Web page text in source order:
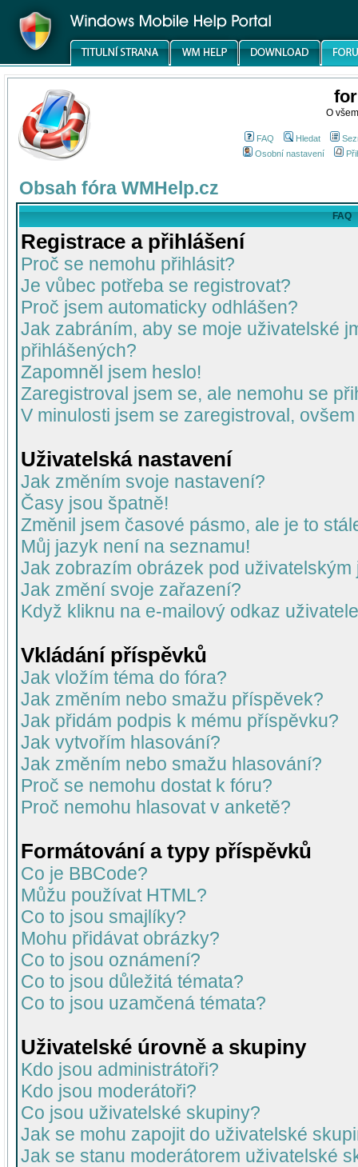
O
FAQ Hledat
Osobní nastavení
Obsah fóra WMHelp.cz
FAQ
Registrace a přihlášení
Proč se nemohu přihlásit?
Je vůbec potřeba se registrovat?
Proč jsem automaticky odhlášen?
Jak zabráním, aby se moje uživatelské
přihlášených?
Zapomněl jsem heslo!
Zaregistroval jsem se, ale nemohu se
V minulosti jsem se zaregistroval,
Uživatelská nastavení
Jak změním svoje nastavení?
Časy jsou špatně!
Změnil jsem časové pásmo, ale je to
Můj jazyk není na seznamu!
Jak zobrazím obrázek pod uživatelským
Jak změní svoje zařazení?
Když kliknu na e-mailový odkaz
Vkládání příspěvků
Jak vložím téma do fóra?
Jak změním nebo smažu příspěvek?
Jak přidám podpis k mému příspěvku?
Jak vytvořím hlasování?
Jak změním nebo smažu hlasování?
Proč se nemohu dostat k fóru?
Proč nemohu hlasovat v anketě?
Formátování a typy příspěvků
Co je BBCode?
Můžu používat HTML?
Co to jsou smajlíky?
Mohu přidávat obrázky?
Co to jsou oznámení?
Co to jsou důležitá témata?
Co to jsou uzamčená témata?
Uživatelské úrovně a skupiny
Kdo jsou administrátoři?
Kdo jsou moderátoři?
Co jsou uživatelské skupiny?
Jak se mohu zapojit do uživatelské
Jak se stanu moderátorem uživatelské